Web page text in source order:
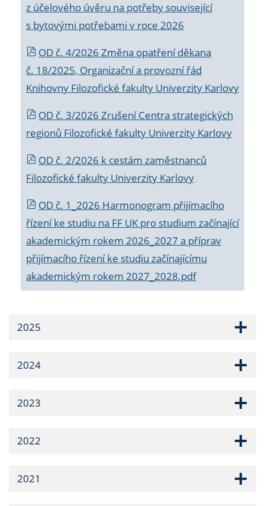
z účelového úvěru na potřeby související
s bytovými potřebami v roce 2026
OD č. 4/2026 Změna opatření děkana
č. 18/2025, Organizační a provozní řád
Knihovny Filozofické fakulty Univerzity Karlovy
OD č. 3/2026 Zrušení Centra strategických
regionů Filozofické fakulty Univerzity Karlovy
OD č. 2/2026 k cestám zaměstnanců
Filozofické fakulty Univerzity Karlovy
OD č. 1_2026 Harmonogram přijímacího
řízení ke studiu na FF UK pro studium začínající
akademickým rokem 2026_2027 a příprav
přijímacího řízení ke studiu začínajícímu
akademickým rokem 2027_2028.pdf
2025
2024
2023
2022
2021